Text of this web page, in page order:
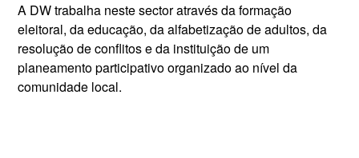
A DW trabalha neste sector através da formação
eleitoral, da educação, da alfabetização de adultos, da
resolução de conflitos e da instituição de um
planeamento participativo organizado ao nível da
comunidade local.